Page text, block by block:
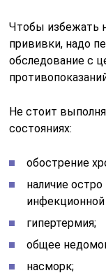
Чтобы избежать
прививки, надо
обследование с
Не стоит
состояниях:
обострение
наличие
гипертермия;
общее
насморк;